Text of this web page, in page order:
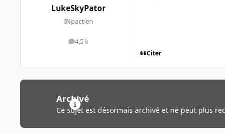
LukeSkyPator
INpactien
4,5 k
messages
Citer
Archivé
Ce sujet est désormais archivé et ne peut plus